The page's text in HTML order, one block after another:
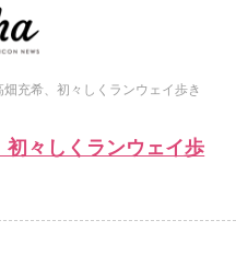
充希、初々しくランウェイ歩き
初々しくランウェイ歩